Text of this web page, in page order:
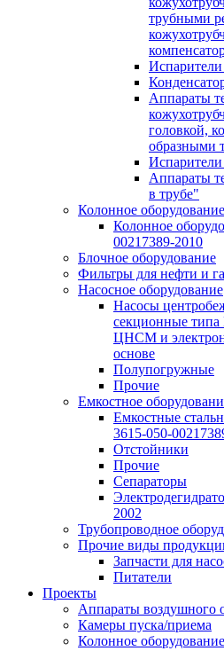
трубными
Аппараты
головкой,
образными
Аппараты
в трубе"
Колонное оборудование
Колонное
00217389-2010
Блочное оборудование
Фильтры для нефти и
Насосное оборудование
Насосы
секционные
ЦНСМ и
основе
Полупогружные
Прочие
Емкостное
Емкостные
3615-050-
Отстойники
Прочие
Сепараторы
2002
Трубопроводное
Прочие виды
Запчасти для
Питатели
Проекты
Аппараты воздушного
Камеры пуска/приема
Колонное оборудование